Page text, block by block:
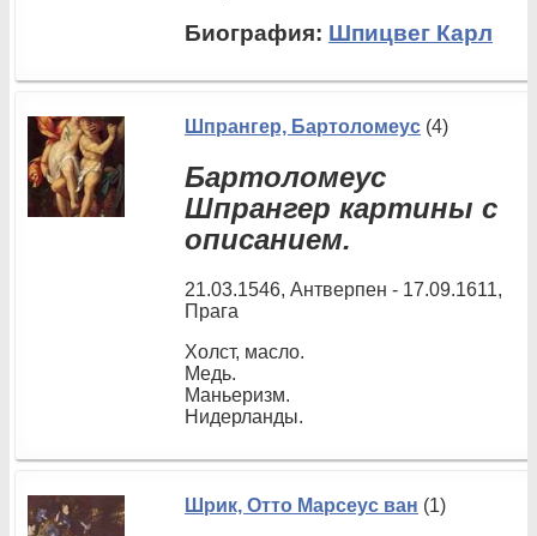
Биография: Шпицвег Карл
Шпрангер, Бартоломеус (4)
Бартоломеус
Шпрангер картины с
описанием.
21.03.1546, Антверпен - 17.09.1611,
Прага
Холст, масло.
Медь.
Маньеризм.
Нидерланды.
Шрик, Отто Марсеус ван (1)